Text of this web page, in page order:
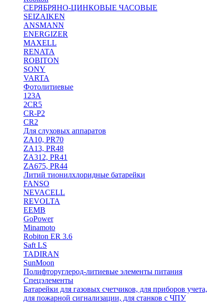
СЕРЯБРЯНО-ЦИНКОВЫЕ ЧАСОВЫЕ
SEIZAIKEN
ANSMANN
ENERGIZER
MAXELL
RENATA
ROBITON
SONY
VARTA
Фотолитиевые
123A
2CR5
CR-P2
CR2
Для слуховых аппаратов
ZA10, PR70
ZA13, PR48
ZA312, PR41
ZA675, PR44
Литий тионилхлоридные батарейки
FANSO
NEVACELL
REVOLTA
EEMB
GoPower
Minamoto
Robiton ER 3.6
Saft LS
TADIRAN
SunMoon
Полифторуглерод-литиевые элементы питания
Спецэлементы
Батарейки для газовых счетчиков, для приборов учета,
для пожарной сигнализации, для станков с ЧПУ